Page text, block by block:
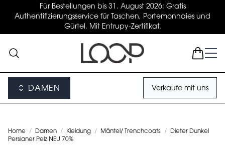
Für Bestellungen bis 31. August 2026: Gratis
Authentifizierungsservice für Taschen, Portemonnaies und
Gürtel. Mit Entrupy-Zertifikat.
DAMEN Verkaufe mit uns
Home / Damen / Kleidung / Mäntel/ Trenchcoats /
Dieter Dunkel
Persianer Pelz NEU 70%